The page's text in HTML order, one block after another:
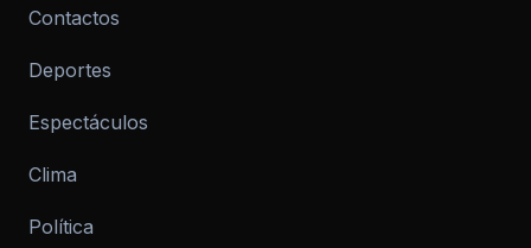
Contactos
Deportes
Espectáculos
Clima
Política